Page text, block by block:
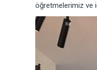
öğretmelerimiz ve